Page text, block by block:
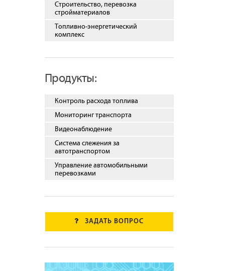
Строительство, перевозка
стройматериалов
Топливно-энергетический
комплекс
Продукты:
Контроль расхода топлива
Мониторинг транспорта
Видеонаблюдение
Система слежения за
автотранспортом
Управление автомобильными
перевозками
ЗАДАТЬ ВОПРОС